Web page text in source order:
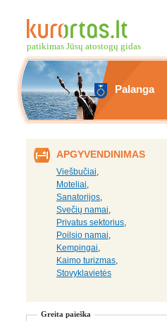
patikimas Jūsų atostogų gidas
Palanga
APGYVENDINIMAS
Viešbučiai,
Moteliai,
Sanatorijos,
Svečių namai,
Privatus sektorius,
Poilsio namai,
Kempingai,
Kaimo turizmas,
Stovyklavietės
Greita paieška